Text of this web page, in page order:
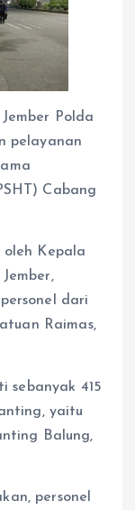
Polda
pelayanan
Cabang
oleh Kepala
dari
Raimas,
sebanyak 415
yaitu
Balung,
personel